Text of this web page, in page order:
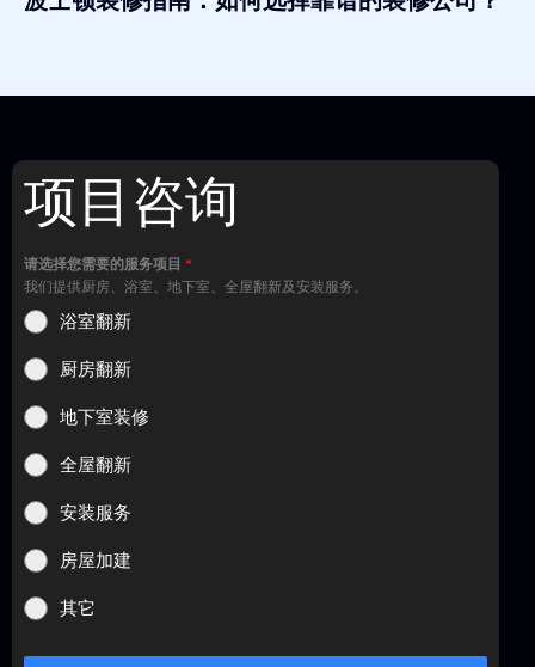
项目咨询
请选择您需要的服务项目 *
我们提供厨房、浴室、地下室、全屋翻新及安装服务。
浴室翻新
厨房翻新
地下室装修
全屋翻新
安装服务
房屋加建
其它